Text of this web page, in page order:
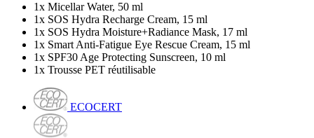
1x Micellar Water, 50 ml
1x SOS Hydra Recharge Cream, 15 ml
1x SOS Hydra Moisture+Radiance Mask, 17 ml
1x Smart Anti-Fatigue Eye Rescue Cream, 15 ml
1x SPF30 Age Protecting Sunscreen, 10 ml
1x Trousse PET réutilisable
ECOCERT